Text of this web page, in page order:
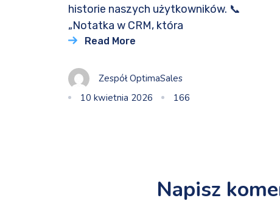
historie naszych użytkowników. 📞
„Notatka w CRM, która
Read More
Zespół OptimaSales
10 kwietnia 2026
166
Napisz